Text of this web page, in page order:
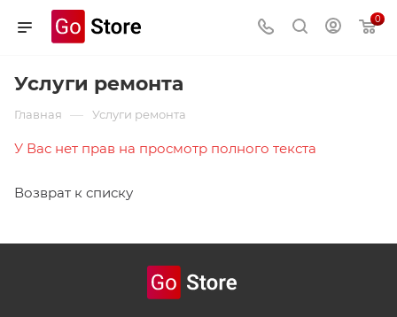
0
Услуги ремонта
Главная — Услуги ремонта
У Вас нет прав на просмотр полного текста
Возврат к списку